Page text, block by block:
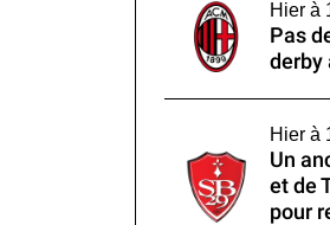
Hier à
Pas
derby
Hier à
Un
et de
pour